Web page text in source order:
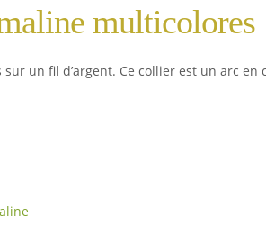
multicolores
un fil d’argent. Ce collier est un arc en